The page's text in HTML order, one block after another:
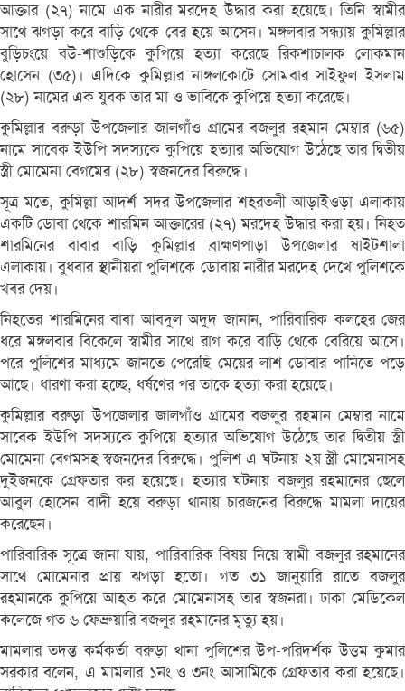
আক্তার (২৭) নামে এক নারীর মরদেহ উদ্ধার করা হয়েছে। তিনি স্বামীর
সাথে ঝগড়া করে বাড়ি থেকে বের হয়ে আসেন। মঙ্গলবার সন্ধ্যায় কুমিল্লার
বুড়িচংয়ে বউ-শাশুড়িকে কুপিয়ে হত্যা করেছে রিকশাচালক লোকমান
হোসেন (৩৫)। এদিকে কুমিল্লার নাঙ্গলকোটে সোমবার সাইফুল ইসলাম
(২৮) নামের এক যুবক তার মা ও ভাবিকে কুপিয়ে হত্যা করেছে।
কুমিল্লার বরুড়া উপজেলার জালগাঁও গ্রামের বজলুর রহমান মেম্বার (৬৫)
নামে সাবেক ইউপি সদস্যকে কুপিয়ে হত্যার অভিযোগ উঠেছে তার দ্বিতীয়
স্ত্রী মোমেনা বেগমের (২৮) স্বজনদের বিরুদ্ধে।
সূত্র মতে, কুমিল্লা আদর্শ সদর উপজেলার শহরতলী আড়াইওড়া এলাকায়
একটি ডোবা থেকে শারমিন আক্তারের (২৭) মরদেহ উদ্ধার করা হয়। নিহত
শারমিনের বাবার বাড়ি কুমিল্লার ব্রাহ্মণপাড়া উপজেলার ষাইটশালা
এলাকায়। বুধবার স্থানীয়রা পুলিশকে ডোবায় নারীর মরদেহ দেখে পুলিশকে
খবর দেয়।
নিহতের শারমিনের বাবা আবদুল অদুদ জানান, পারিবারিক কলহের জের
ধরে মঙ্গলবার বিকেলে স্বামীর সাথে রাগ করে বাড়ি থেকে বেরিয়ে আসে।
পরে পুলিশের মাধ্যমে জানতে পেরেছি মেয়ের লাশ ডোবার পানিতে পড়ে
আছে। ধারণা করা হচ্ছে, ধর্ষণের পর তাকে হত্যা করা হয়েছে।
কুমিল্লার বরুড়া উপজেলার জালগাঁও গ্রামের বজলুর রহমান মেম্বার নামে
সাবেক ইউপি সদস্যকে কুপিয়ে হত্যার অভিযোগ উঠেছে তার দ্বিতীয় স্ত্রী
মোমেনা বেগমসহ স্বজনদের বিরুদ্ধে। পুলিশ এ ঘটনায় ২য় স্ত্রী মোমেনাসহ
দুইজনকে গ্রেফতার কর হয়েছে। হত্যার ঘটনায় বজলুর রহমানের ছেলে
আবুল হোসেন বাদী হয়ে বরুড়া থানায় চারজনের বিরুদ্ধে মামলা দায়ের
করেছেন।
পারিবারিক সূত্রে জানা যায়, পারিবারিক বিষয় নিয়ে স্বামী বজলুর রহমানের
সাথে মোমেনার প্রায় ঝগড়া হতো। গত ৩১ জানুয়ারি রাতে বজলুর
রহমানকে কুপিয়ে আহত করে মোমেনাসহ তার স্বজনরা। ঢাকা মেডিকেল
কলেজে গত ৬ ফেব্রুয়ারি বজলুর রহমানের মৃত্যু হয়।
মামলার তদন্ত কর্মকর্তা বরুড়া থানা পুলিশের উপ-পরিদর্শক উত্তম কুমার
সরকার বলেন, এ মামলার ১নং ও ৩নং আসামিকে গ্রেফতার করা হয়েছে।